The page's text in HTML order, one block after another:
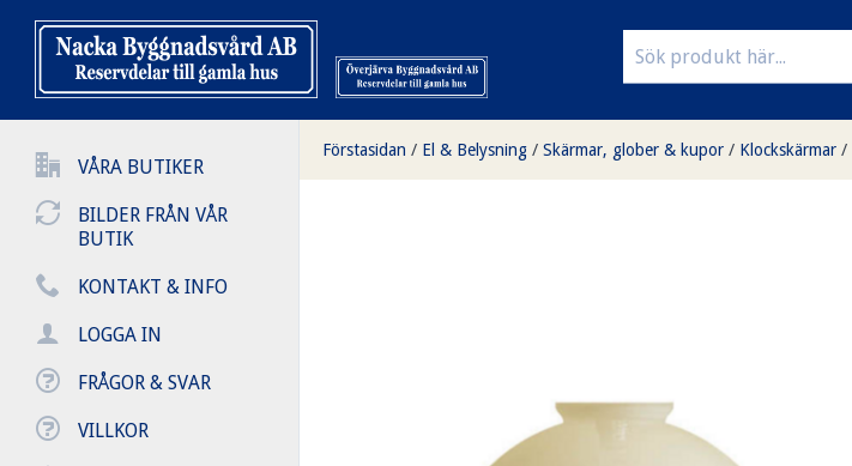
VÅRA BUTIKER
BILDER FRÅN VÅR
BUTIK
KONTAKT & INFO
LOGGA IN
FRÅGOR & SVAR
VILLKOR
Förstasidan / El & Belysning / Skärmar, glober & kupor / Klockskärmar /